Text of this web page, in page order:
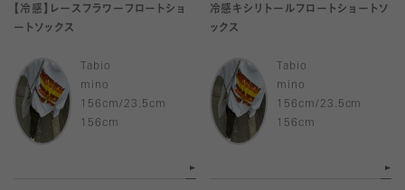
【冷感】レースフラワーフロートショ
ートソックス
Tabio
mino
156cm/23.5cm
156cm
冷感キシリトールフロートショートソ
ックス
Tabio
mino
156cm/23.5cm
156cm